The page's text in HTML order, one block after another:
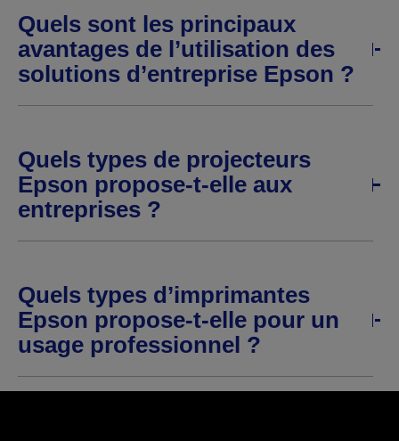
Quels sont les principaux
avantages de l’utilisation des
solutions d’entreprise Epson ?
Quels types de projecteurs
Epson propose-t-elle aux
entreprises ?
Quels types d’imprimantes
Epson propose-t-elle pour un
usage professionnel ?